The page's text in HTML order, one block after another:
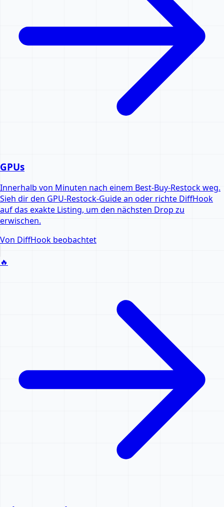
GPUs
Innerhalb von Minuten nach einem Best-Buy-Restock weg.
Sieh dir den GPU-Restock-Guide an oder richte DiffHook
auf das exakte Listing, um den nächsten Drop zu
erwischen.
Von DiffHook beobachtet
🔥